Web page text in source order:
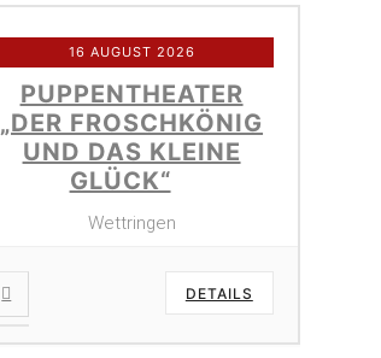
16 AUGUST 2026
PUPPENTHEATER
„DER FROSCHKÖNIG
UND DAS KLEINE
GLÜCK“
Wettringen
DETAILS